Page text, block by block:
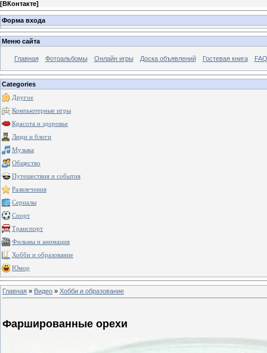
[ВКонтакте]
Форма входа
Меню сайта
Главная Фотоальбомы Онлайн игры Доска объявлений Гостевая книга
Categories
Другое
Компьютерные игры
Красота и здоровье
Люди и блоги
Музыка
Общество
Путешествия и события
Развлечения
Сериалы
Спорт
Транспорт
Фильмы и анимация
Хобби и образование
Юмор
Главная » Видео » Хобби и образование
Фаршированные орехи